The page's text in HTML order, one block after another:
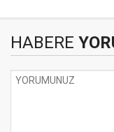
HABERE